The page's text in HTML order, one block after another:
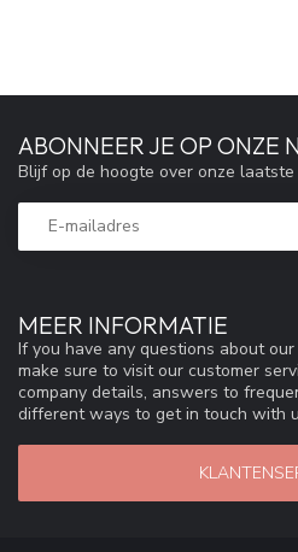
MEER INFORMATIE
If you have any questions about
make sure to visit our customer
company details, answers to
different ways to get in touch with
ABONNEER JE OP ONZE
Blijf op de hoogte over onze laatste